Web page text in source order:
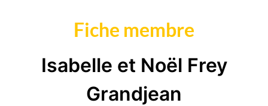
Fiche membre
Isabelle et Noël Frey
Grandjean